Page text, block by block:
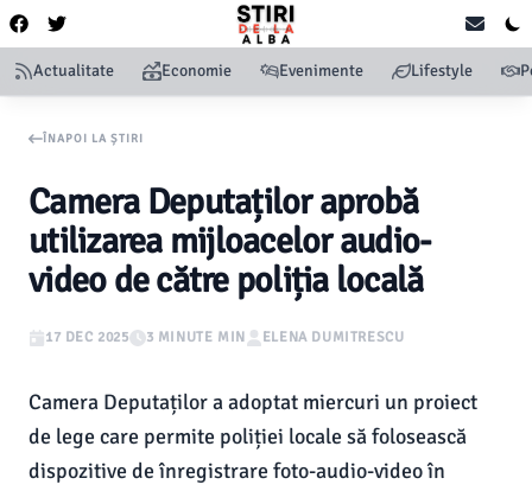
Actualitate Economie Evenimente Lifestyle
ÎNAPOI LA ȘTIRI
Camera Deputaților aprobă
utilizarea mijloacelor audio-
video de către poliția locală
17 DEC 2025 3 MINUTE MIN ELENA DUMITRESCU
Camera Deputaților a adoptat miercuri un proiect
de lege care permite poliției locale să folosească
dispozitive de înregistrare foto-audio-video în